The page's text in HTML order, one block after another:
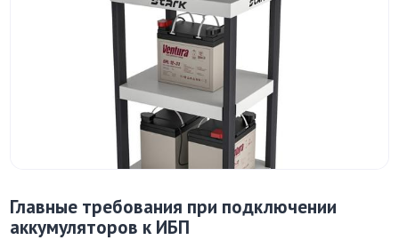
Главные требования при подключении
аккумуляторов к ИБП